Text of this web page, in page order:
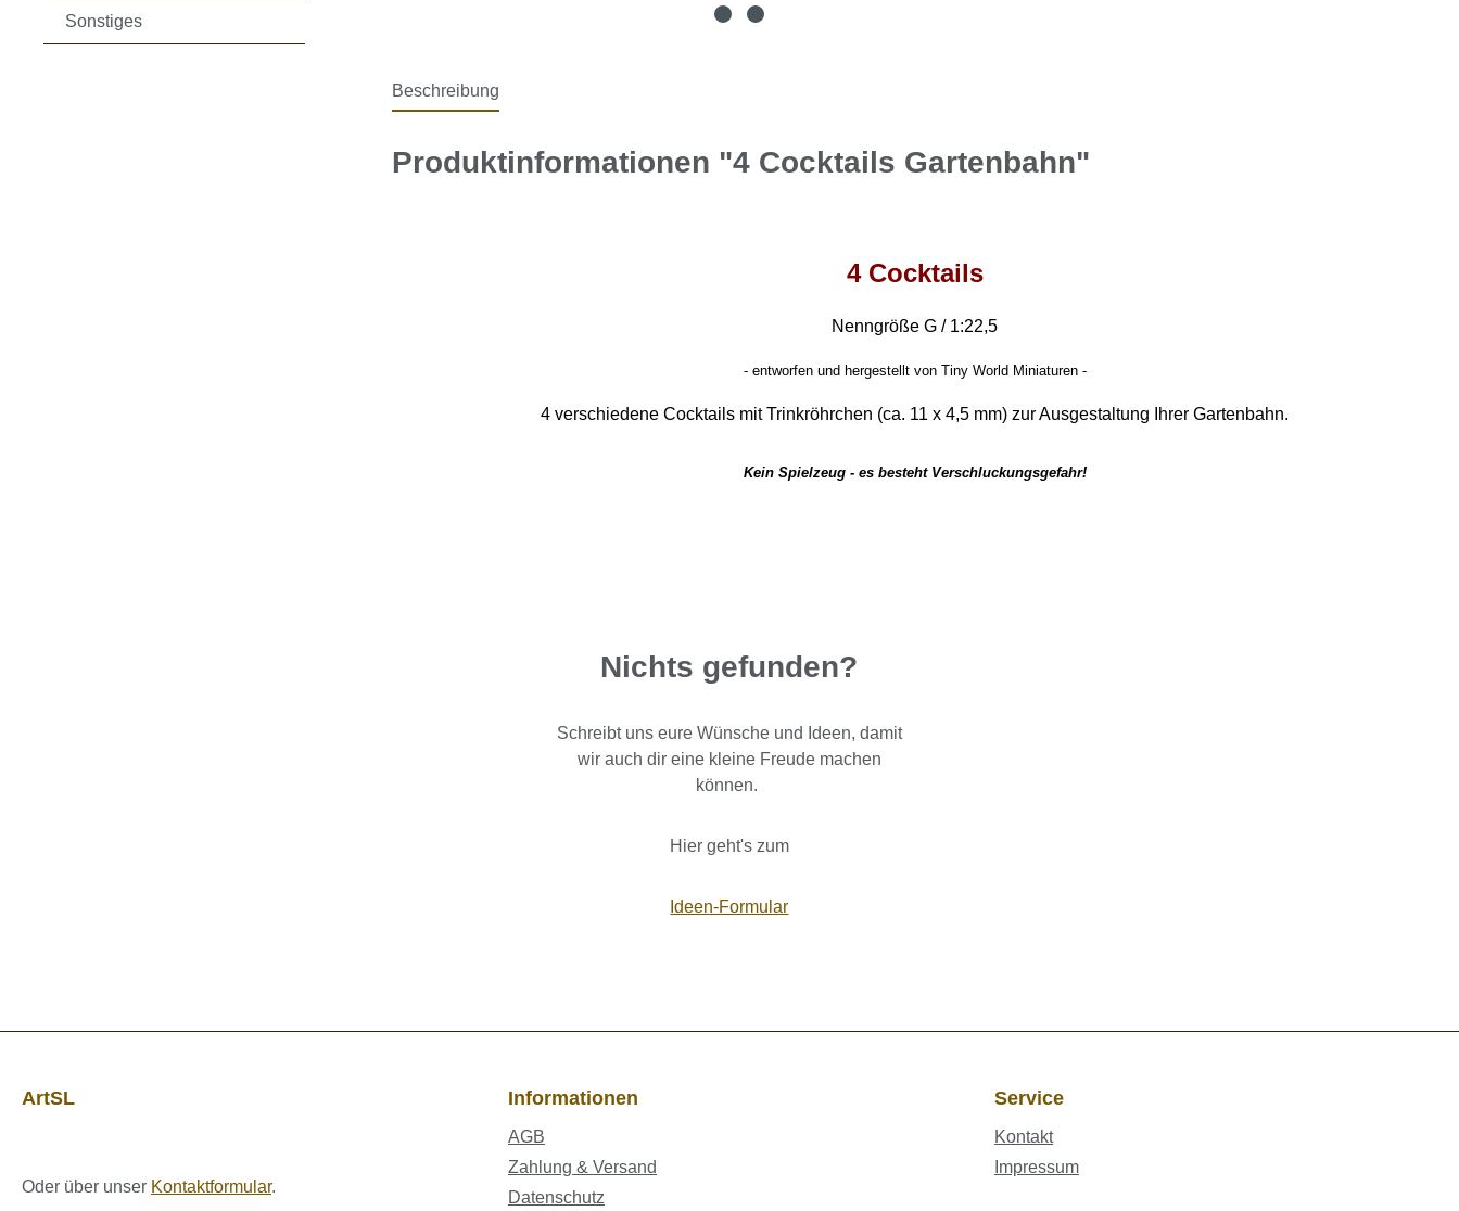
Sonstiges
Beschreibung
Produktinformationen "4 Cocktails Gartenbahn"
4 Cocktails
Nenngröße G / 1:22,5
- entworfen und hergestellt von Tiny World Miniaturen -
4 verschiedene Cocktails mit Trinkröhrchen (ca. 11 x 4,5 mm) zur Ausgestaltung Ihrer Gartenbahn.
Kein Spielzeug - es besteht Verschluckungsgefahr!
Nichts gefunden?
Schreibt uns eure Wünsche und Ideen, damit
wir auch dir eine kleine Freude machen
können.
Hier geht's zum
Ideen-Formular
ArtSL
Oder über unser Kontaktformular.
Informationen
AGB
Zahlung & Versand
Datenschutz
Service
Kontakt
Impressum